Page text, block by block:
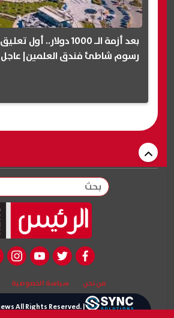
بعد أزمة الـ 1000
رسوم شاطئ فندق العلمين| عاجل
بحث
facebook
twitter
youtube
من نحن سياسة الخصوصية
All Rights Reserved. |